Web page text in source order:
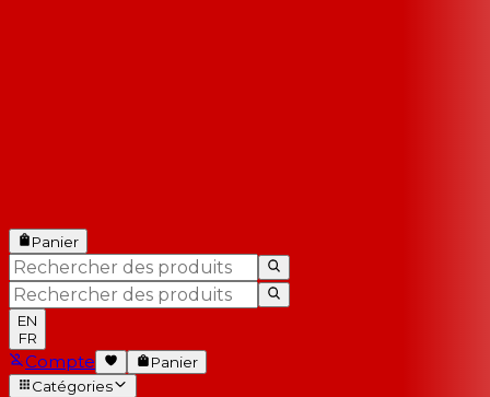
Panier
EN
FR
Compte
Panier
Catégories